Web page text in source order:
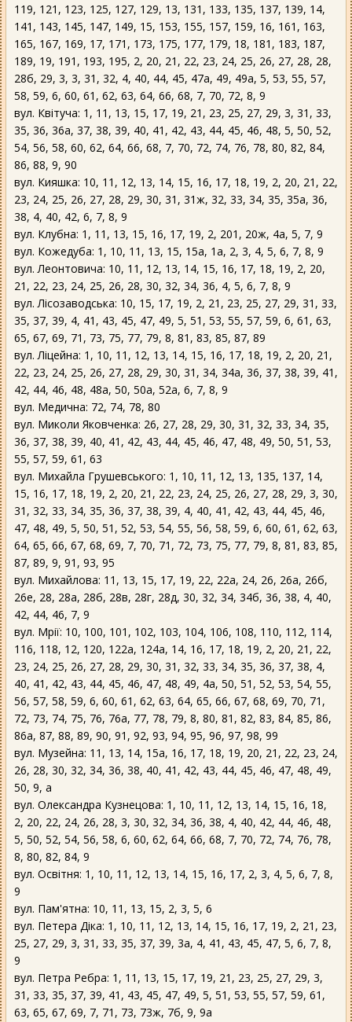
119, 121, 123, 125, 127, 129, 13, 131, 133, 135, 137, 139, 14,
141, 143, 145, 147, 149, 15, 153, 155, 157, 159, 16, 161, 163,
165, 167, 169, 17, 171, 173, 175, 177, 179, 18, 181, 183, 187,
189, 19, 191, 193, 195, 2, 20, 21, 22, 23, 24, 25, 26, 27, 28, 28,
28б, 29, 3, 3, 31, 32, 4, 40, 44, 45, 47а, 49, 49а, 5, 53, 55, 57,
58, 59, 6, 60, 61, 62, 63, 64, 66, 68, 7, 70, 72, 8, 9
вул. Квітуча: 1, 11, 13, 15, 17, 19, 21, 23, 25, 27, 29, 3, 31, 33,
35, 36, 36а, 37, 38, 39, 40, 41, 42, 43, 44, 45, 46, 48, 5, 50, 52,
54, 56, 58, 60, 62, 64, 66, 68, 7, 70, 72, 74, 76, 78, 80, 82, 84,
86, 88, 9, 90
вул. Кияшка: 10, 11, 12, 13, 14, 15, 16, 17, 18, 19, 2, 20, 21, 22,
23, 24, 25, 26, 27, 28, 29, 30, 31, 31ж, 32, 33, 34, 35, 35а, 36,
38, 4, 40, 42, 6, 7, 8, 9
вул. Клубна: 1, 11, 13, 15, 16, 17, 19, 2, 201, 20ж, 4а, 5, 7, 9
вул. Кожедуба: 1, 10, 11, 13, 15, 15а, 1а, 2, 3, 4, 5, 6, 7, 8, 9
вул. Леонтовича: 10, 11, 12, 13, 14, 15, 16, 17, 18, 19, 2, 20,
21, 22, 23, 24, 25, 26, 28, 30, 32, 34, 36, 4, 5, 6, 7, 8, 9
вул. Лісозаводська: 10, 15, 17, 19, 2, 21, 23, 25, 27, 29, 31, 33,
35, 37, 39, 4, 41, 43, 45, 47, 49, 5, 51, 53, 55, 57, 59, 6, 61, 63,
65, 67, 69, 71, 73, 75, 77, 79, 8, 81, 83, 85, 87, 89
вул. Ліцейна: 1, 10, 11, 12, 13, 14, 15, 16, 17, 18, 19, 2, 20, 21,
22, 23, 24, 25, 26, 27, 28, 29, 30, 31, 34, 34а, 36, 37, 38, 39, 41,
42, 44, 46, 48, 48а, 50, 50а, 52а, 6, 7, 8, 9
вул. Медична: 72, 74, 78, 80
вул. Миколи Яковченка: 26, 27, 28, 29, 30, 31, 32, 33, 34, 35,
36, 37, 38, 39, 40, 41, 42, 43, 44, 45, 46, 47, 48, 49, 50, 51, 53,
55, 57, 59, 61, 63
вул. Михайла Грушевського: 1, 10, 11, 12, 13, 135, 137, 14,
15, 16, 17, 18, 19, 2, 20, 21, 22, 23, 24, 25, 26, 27, 28, 29, 3, 30,
31, 32, 33, 34, 35, 36, 37, 38, 39, 4, 40, 41, 42, 43, 44, 45, 46,
47, 48, 49, 5, 50, 51, 52, 53, 54, 55, 56, 58, 59, 6, 60, 61, 62, 63,
64, 65, 66, 67, 68, 69, 7, 70, 71, 72, 73, 75, 77, 79, 8, 81, 83, 85,
87, 89, 9, 91, 93, 95
вул. Михайлова: 11, 13, 15, 17, 19, 22, 22а, 24, 26, 26а, 26б,
26е, 28, 28а, 28б, 28в, 28г, 28д, 30, 32, 34, 34б, 36, 38, 4, 40,
42, 44, 46, 7, 9
вул. Мрії: 10, 100, 101, 102, 103, 104, 106, 108, 110, 112, 114,
116, 118, 12, 120, 122а, 124а, 14, 16, 17, 18, 19, 2, 20, 21, 22,
23, 24, 25, 26, 27, 28, 29, 30, 31, 32, 33, 34, 35, 36, 37, 38, 4,
40, 41, 42, 43, 44, 45, 46, 47, 48, 49, 4а, 50, 51, 52, 53, 54, 55,
56, 57, 58, 59, 6, 60, 61, 62, 63, 64, 65, 66, 67, 68, 69, 70, 71,
72, 73, 74, 75, 76, 76а, 77, 78, 79, 8, 80, 81, 82, 83, 84, 85, 86,
86а, 87, 88, 89, 90, 91, 92, 93, 94, 95, 96, 97, 98, 99
вул. Музейна: 11, 13, 14, 15а, 16, 17, 18, 19, 20, 21, 22, 23, 24,
26, 28, 30, 32, 34, 36, 38, 40, 41, 42, 43, 44, 45, 46, 47, 48, 49,
50, 9, а
вул. Олександра Кузнецова: 1, 10, 11, 12, 13, 14, 15, 16, 18,
2, 20, 22, 24, 26, 28, 3, 30, 32, 34, 36, 38, 4, 40, 42, 44, 46, 48,
5, 50, 52, 54, 56, 58, 6, 60, 62, 64, 66, 68, 7, 70, 72, 74, 76, 78,
8, 80, 82, 84, 9
вул. Освітня: 1, 10, 11, 12, 13, 14, 15, 16, 17, 2, 3, 4, 5, 6, 7, 8,
9
вул. Пам'ятна: 10, 11, 13, 15, 2, 3, 5, 6
вул. Петера Діка: 1, 10, 11, 12, 13, 14, 15, 16, 17, 19, 2, 21, 23,
25, 27, 29, 3, 31, 33, 35, 37, 39, 3а, 4, 41, 43, 45, 47, 5, 6, 7, 8,
9
вул. Петра Ребра: 1, 11, 13, 15, 17, 19, 21, 23, 25, 27, 29, 3,
31, 33, 35, 37, 39, 41, 43, 45, 47, 49, 5, 51, 53, 55, 57, 59, 61,
63, 65, 67, 69, 7, 71, 73, 73ж, 7б, 9, 9а